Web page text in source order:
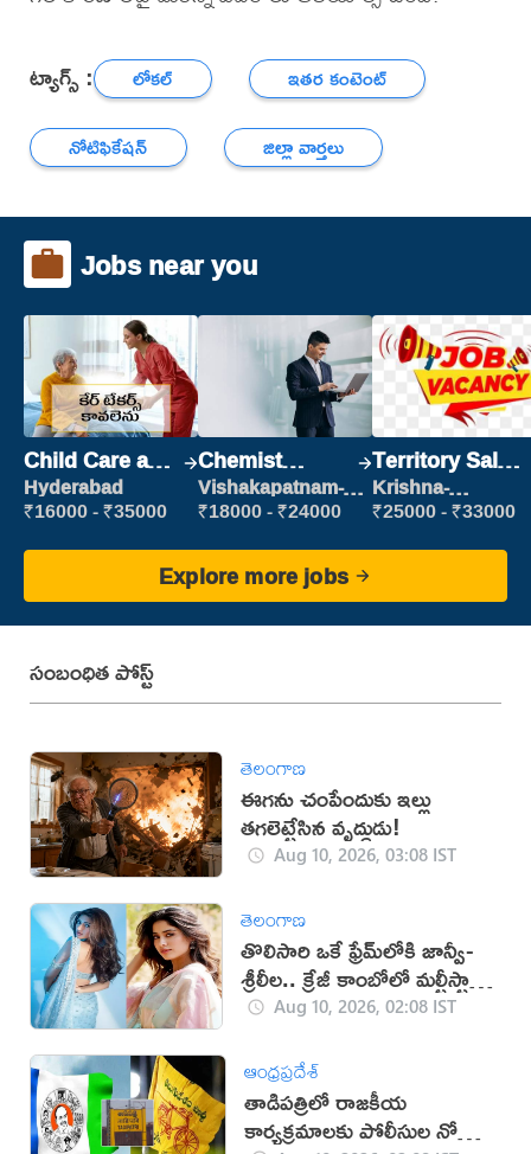
ట్యాగ్స్ : లోకల్
ఇతర కంటెంట్
నోటిఫికేషన్
జిల్లా వార్తలు
Jobs near you
Child Care and
Patient care
Hyderabad
₹16000 - ₹35000
Chemist
Production
Executive
Vishakapatnam-
new
₹18000 - ₹24000
Territory Sales
Manager
Krishna-
vijayawada
₹25000 - ₹33000
Explore more jobs
సంబంధిత పోస్ట్
తెలంగాణ
ఈగను చంపేందుకు ఇల్లు
తగలెట్టేసిన వృద్ధుడు!
Aug 10, 2026, 03:08 IST
తెలంగాణ
తొలిసారి ఒకే ఫ్రేమ్‌లోకి జాన్వీ-
శ్రీలీల.. క్రేజీ కాంబోలో మల్టీస్టారర్
సినిమా?
Aug 10, 2026, 02:08 IST
ఆంధ్రప్రదేశ్
తాడిపత్రిలో రాజకీయ
కార్యక్రమాలకు పోలీసుల నో